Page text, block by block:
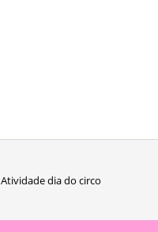
Atividade dia do circo